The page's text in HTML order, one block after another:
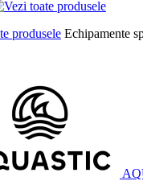
produsele Echipamente